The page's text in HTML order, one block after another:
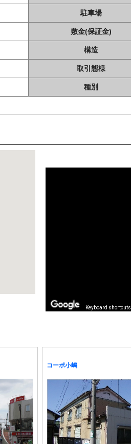
駐車場
敷金(保証金)
構造
取引態様
種別
Keyboard shortcuts
コーポ小嶋